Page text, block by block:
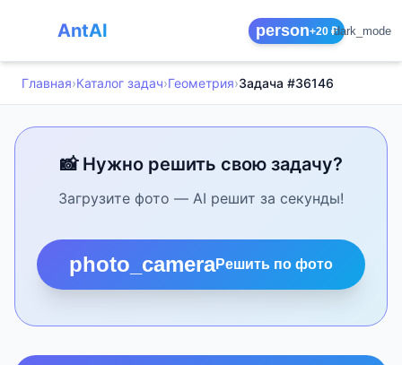
AntAI person+20 ₽dark_mode
Главная›Каталог задач›Геометрия›Задача #36146
📸 Нужно решить свою задачу?
Загрузите фото — AI решит за секунды!
photo_cameraРешить по фото